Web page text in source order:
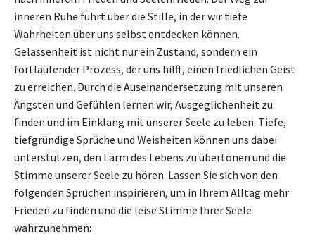
inneren Ruhe führt über die Stille, in der wir tiefe
Wahrheiten über uns selbst entdecken können.
Gelassenheit ist nicht nur ein Zustand, sondern ein
fortlaufender Prozess, der uns hilft, einen friedlichen Geist
zu erreichen. Durch die Auseinandersetzung mit unseren
Ängsten und Gefühlen lernen wir, Ausgeglichenheit zu
finden und im Einklang mit unserer Seele zu leben. Tiefe,
tiefgründige Sprüche und Weisheiten können uns dabei
unterstützen, den Lärm des Lebens zu übertönen und die
Stimme unserer Seele zu hören. Lassen Sie sich von den
folgenden Sprüchen inspirieren, um in Ihrem Alltag mehr
Frieden zu finden und die leise Stimme Ihrer Seele
wahrzunehmen: